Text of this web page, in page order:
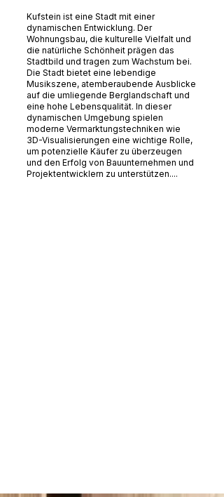
Kufstein ist eine Stadt mit einer
dynamischen Entwicklung. Der
Wohnungsbau, die kulturelle Vielfalt und
die natürliche Schönheit prägen das
Stadtbild und tragen zum Wachstum bei.
Die Stadt bietet eine lebendige
Musikszene, atemberaubende Ausblicke
auf die umliegende Berglandschaft und
eine hohe Lebensqualität. In dieser
dynamischen Umgebung spielen
moderne Vermarktungstechniken wie
3D-Visualisierungen eine wichtige Rolle,
um potenzielle Käufer zu überzeugen
und den Erfolg von Bauunternehmen und
Projektentwicklern zu unterstützen....